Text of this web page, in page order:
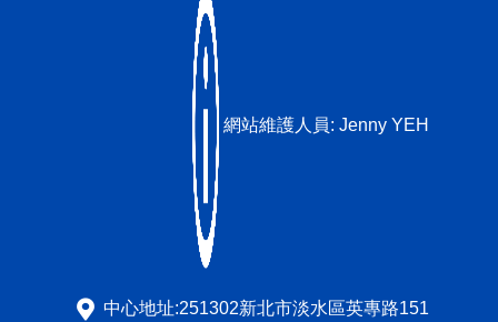
網站維護人員: Jenny YEH
中心地址:251302新北市淡水區英專路151